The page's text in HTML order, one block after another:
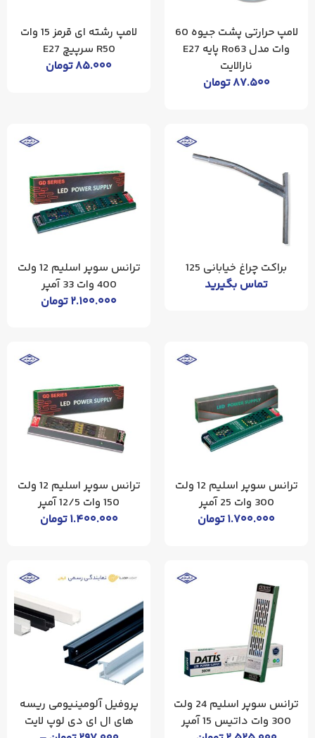
لامپ حرارتی پشت جیوه 60
وات مدل Ro63 پایه E27
نارالایت
۸۷.۵۰۰تومان
لامپ رشته‌ ای قرمز 15 وات
R50 سرپیچ E27
۸۵.۰۰۰تومان
براکت چراغ خیابانی 125
تماس بگیرید
ترانس سوپر اسلیم 12 ولت
400 وات 33 آمپر
۲.۱۰۰.۰۰۰تومان
ترانس سوپر اسلیم 12 ولت
300 وات 25 آمپر
۱.۷۰۰.۰۰۰تومان
ترانس سوپر اسلیم 12 ولت
150 وات 12/5 آمپر
۱.۴۰۰.۰۰۰تومان
ترانس سوپر اسلیم 24 ولت
300 وات داتیس 15 آمپر
پروفیل آلومینیومی ریسه
های ال ای دی لوپ لایت